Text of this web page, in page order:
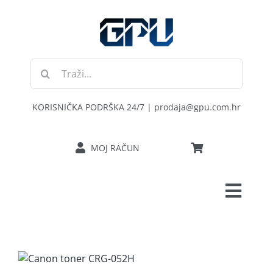
Traži...
KORISNIČKA PODRŠKA 24/7 | prodaja@gpu.com.hr
MOJ RAČUN
RAČUNALA